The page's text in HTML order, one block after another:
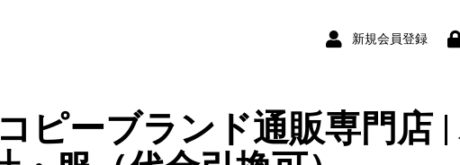
新規会員登録
ピーブランド通販専門店